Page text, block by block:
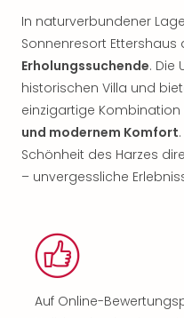
In naturverbundener
Sonnenresort Ettershaus
Erholungssuchende. Die
historischen Villa und
einzigartige Kombination
und modernem Komfort
Schönheit des Harzes
– unvergessliche
Auf Online-